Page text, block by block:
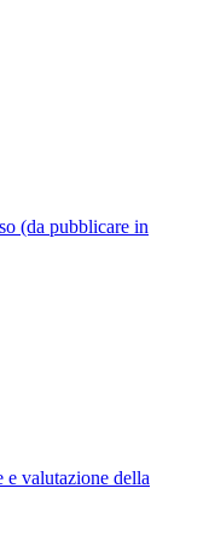
(da pubblicare in
e valutazione della